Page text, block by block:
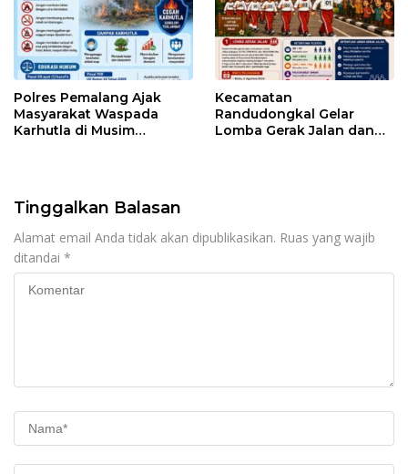
Polres Pemalang Ajak
Masyarakat Waspada
Karhutla di Musim
Kecamatan
Randudongkal Gelar
Lomba Gerak Jalan dan
Tinggalkan Balasan
Alamat email Anda tidak akan dipublikasikan. Ruas yang wajib
ditandai *